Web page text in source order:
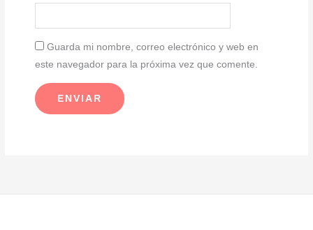
Guarda mi nombre, correo electrónico y web en
este navegador para la próxima vez que comente.